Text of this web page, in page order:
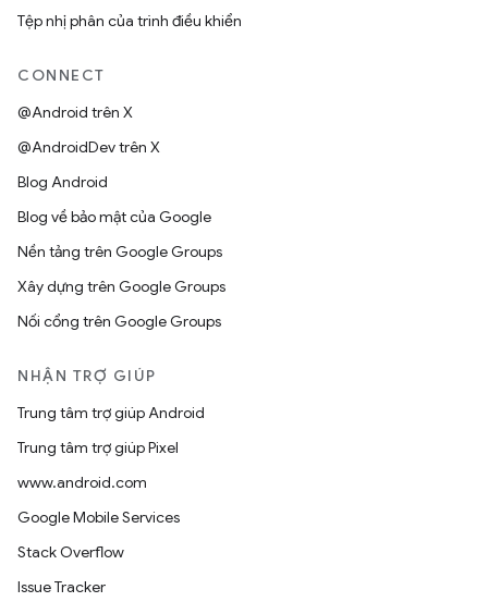
Tệp nhị phân của trình điều khiển
CONNECT
@Android trên X
@AndroidDev trên X
Blog Android
Blog về bảo mật của Google
Nền tảng trên Google Groups
Xây dựng trên Google Groups
Nối cổng trên Google Groups
NHẬN TRỢ GIÚP
Trung tâm trợ giúp Android
Trung tâm trợ giúp Pixel
www.android.com
Google Mobile Services
Stack Overflow
Issue Tracker